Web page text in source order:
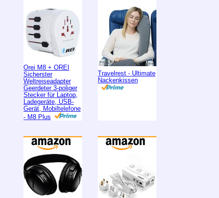
Orei M8 + OREI
Sicherster
Weltreiseadapter
Geerdeter 3-poliger
Stecker für Laptop,
Ladegeräte, USB-
Gerät, Mobiltelefone
- M8 Plus
Travelrest - Ultimate
Nackenkissen